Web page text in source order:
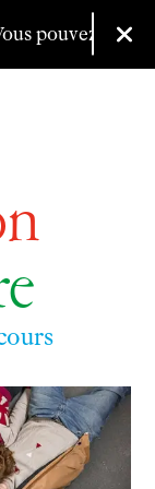
le